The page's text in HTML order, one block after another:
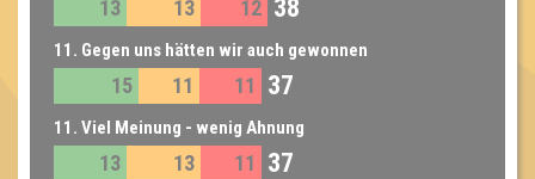
13 13 12 38
11. Gegen uns hätten wir auch gewonnen
15 11 11 37
11. Viel Meinung - wenig Ahnung
13 13 11 37